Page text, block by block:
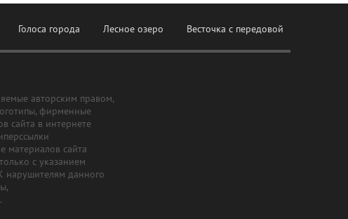
Голоса города Лесное озеро Весточка с передовой
авторским правом,
фирменные
сайта в интернете
материалов сайта
с указанием
нарушителям данного